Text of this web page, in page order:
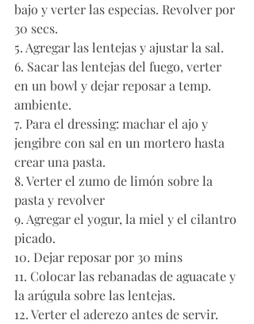
bajo y verter las especias. Revolver por
30 secs.
5. Agregar las lentejas y ajustar la sal.
6. Sacar las lentejas del fuego, verter
en un bowl y dejar reposar a temp.
ambiente.
7. Para el dressing: machar el ajo y
jengibre con sal en un mortero hasta
crear una pasta.
8. Verter el zumo de limón sobre la
pasta y revolver
9. Agregar el yogur, la miel y el cilantro
picado.
10. Dejar reposar por 30 mins
11. Colocar las rebanadas de aguacate y
la arúgula sobre las lentejas.
12. Verter el aderezo antes de servir.